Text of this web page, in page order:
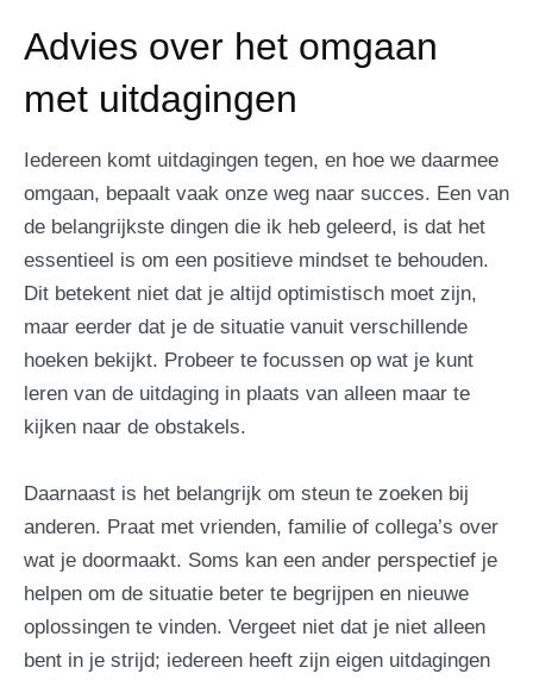
Advies over het omgaan
met uitdagingen
Iedereen komt uitdagingen tegen, en hoe we daarmee
omgaan, bepaalt vaak onze weg naar succes. Een van
de belangrijkste dingen die ik heb geleerd, is dat het
essentieel is om een positieve mindset te behouden.
Dit betekent niet dat je altijd optimistisch moet zijn,
maar eerder dat je de situatie vanuit verschillende
hoeken bekijkt. Probeer te focussen op wat je kunt
leren van de uitdaging in plaats van alleen maar te
kijken naar de obstakels.
Daarnaast is het belangrijk om steun te zoeken bij
anderen. Praat met vrienden, familie of collega’s over
wat je doormaakt. Soms kan een ander perspectief je
helpen om de situatie beter te begrijpen en nieuwe
oplossingen te vinden. Vergeet niet dat je niet alleen
bent in je strijd; iedereen heeft zijn eigen uitdagingen